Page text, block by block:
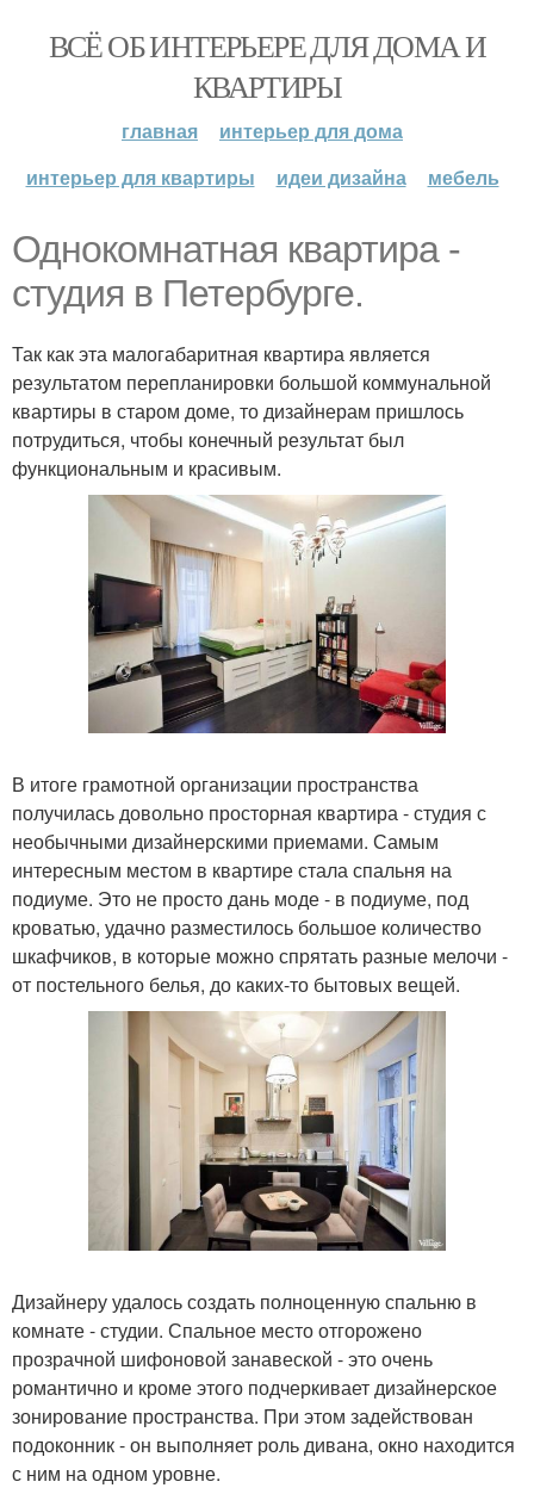
ВСЁ ОБ ИНТЕРЬЕРЕ ДЛЯ ДОМА И
КВАРТИРЫ
главная
интерьер для дома
интерьер для квартиры
идеи дизайна мебель
Однокомнатная квартира -
студия в Петербурге.
Так как эта малогабаритная квартира является
результатом перепланировки большой коммунальной
квартиры в старом доме, то дизайнерам пришлось
потрудиться, чтобы конечный результат был
функциональным и красивым.
В итоге грамотной организации пространства
получилась довольно просторная квартира - студия с
необычными дизайнерскими приемами. Самым
интересным местом в квартире стала спальня на
подиуме. Это не просто дань моде - в подиуме, под
кроватью, удачно разместилось большое количество
шкафчиков, в которые можно спрятать разные мелочи -
от постельного белья, до каких-то бытовых вещей.
Дизайнеру удалось создать полноценную спальню в
комнате - студии. Спальное место отгорожено
прозрачной шифоновой занавеской - это очень
романтично и кроме этого подчеркивает дизайнерское
зонирование пространства. При этом задействован
подоконник - он выполняет роль дивана, окно находится
с ним на одном уровне.